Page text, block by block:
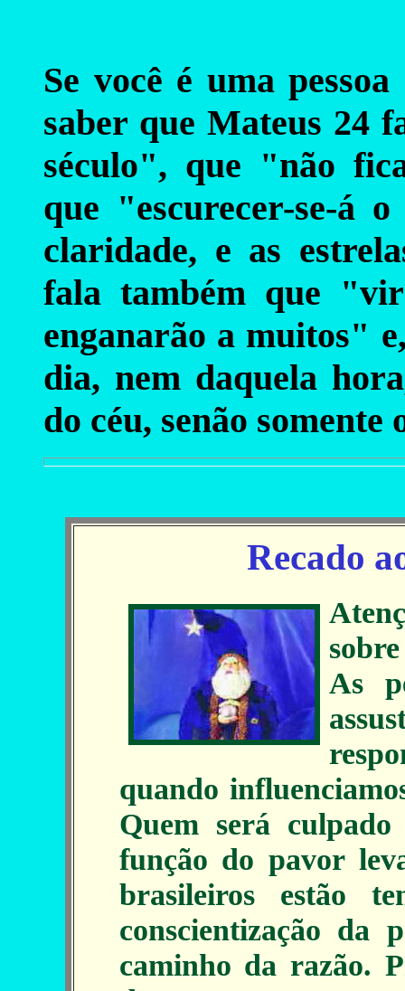
Se você é uma
saber que Mateus 24
século", que "não
que "escurecer-se-á
claridade, e as
fala também que
enganarão a muitos"
dia, nem daquela
do céu, senão
Recado
As
quando
Quem será
função do pavor
brasileiros estão
conscientização da
caminho da razão.